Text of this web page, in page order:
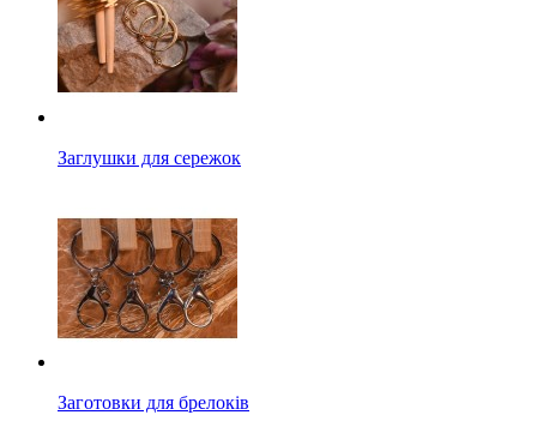
Заглушки для сережок
Заготовки для брелоків